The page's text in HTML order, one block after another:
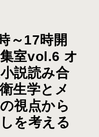
～17時開
室vol.6 オ
説読み合
生学とメ
視点から
を考える